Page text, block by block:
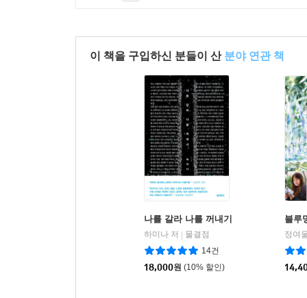
이 책을 구입하신 분들이 산 분야 연관 책
나를 갈라 나를 꺼내기
하미나 저
물결점
14건
18,000원 (10% 할인)
블루
정여